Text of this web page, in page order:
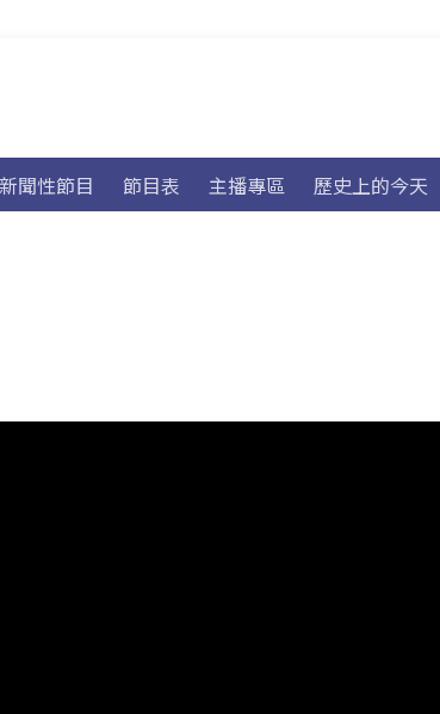
新聞性節目 節目表 主播專區 歷史上的今天